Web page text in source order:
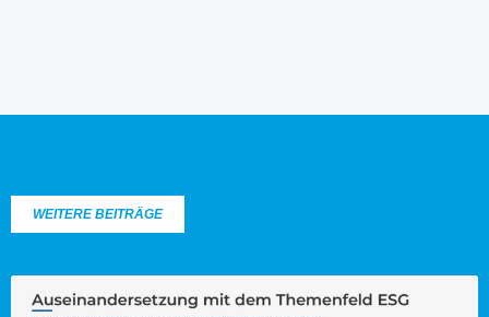
WEITERE BEITRÄGE